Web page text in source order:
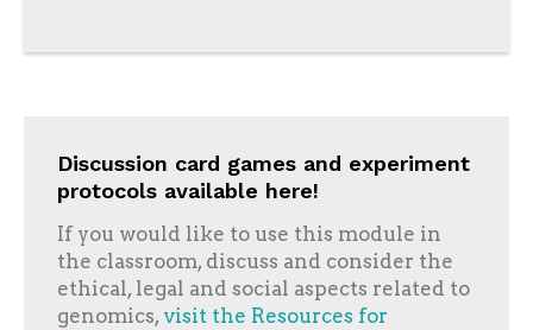
Discussion card games and experiment
protocols available here!
If you would like to use this module in
the classroom, discuss and consider the
ethical, legal and social aspects related to
genomics, visit the Resources for